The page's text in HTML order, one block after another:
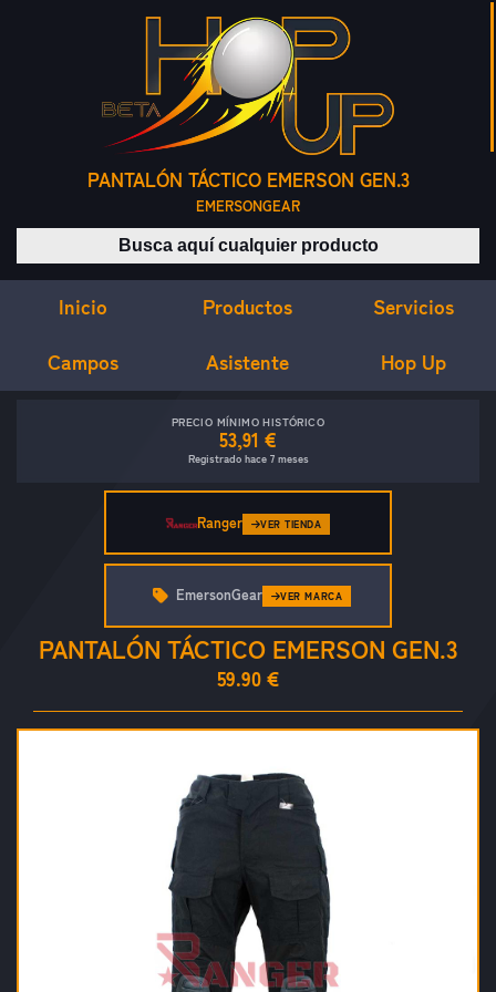
PANTALÓN TÁCTICO EMERSON GEN.3
EMERSONGEAR
Buscar productos
Inicio Productos Servicios
Campos Asistente Hop Up
PRECIO MÍNIMO HISTÓRICO
53,91 €
Registrado hace 7 meses
Ranger VER TIENDA
PANTALÓN TÁCTICO EMERSON GEN.3
59.90 €
EmersonGear VER MARCA